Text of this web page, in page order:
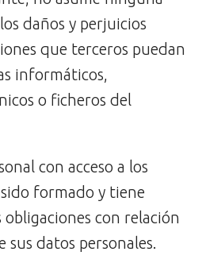
daños y perjuicios
que terceros puedan
informáticos,
o ficheros del
con acceso a los
formado y tiene
con relación
datos personales.